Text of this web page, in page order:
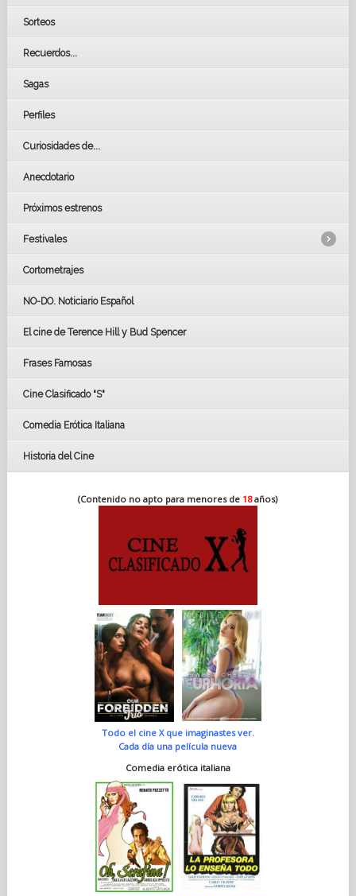
Sorteos
Recuerdos...
Sagas
Perfiles
Curiosidades de...
Anecdotario
Próximos estrenos
Festivales
LOS OSCARS
GOYAS
BAFTA
Cortometrajes
NO-DO. Noticiario Español
El cine de Terence Hill y Bud Spencer
Frases Famosas
Cine Clasificado "S"
Comedia Erótica Italiana
Historia del Cine
(Contenido no apto para menores de 18años)
Todo el cine X que imaginastes ver.
Cada día una película nueva
Comedia erótica italiana